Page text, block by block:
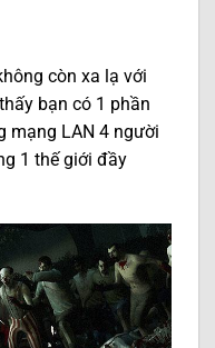
còn xa lạ với
bạn có 1 phần
mạng LAN 4 người
1 thế giới đầy